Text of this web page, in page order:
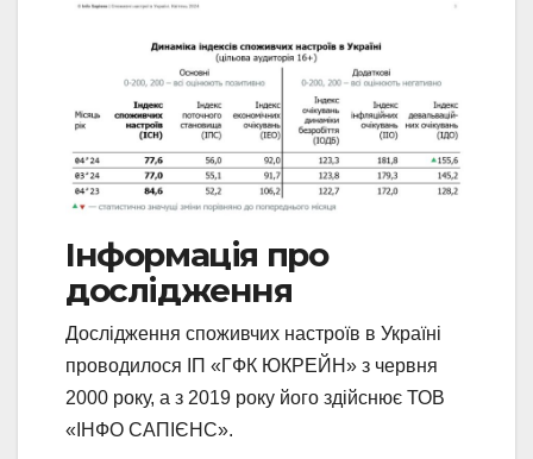
Інформація про
дослідження
Дослідження споживчих настроїв в Україні
проводилося ІП «ГФК ЮКРЕЙН» з червня
2000 року, а з 2019 року його здійснює ТОВ
«ІНФО САПІЄНС».